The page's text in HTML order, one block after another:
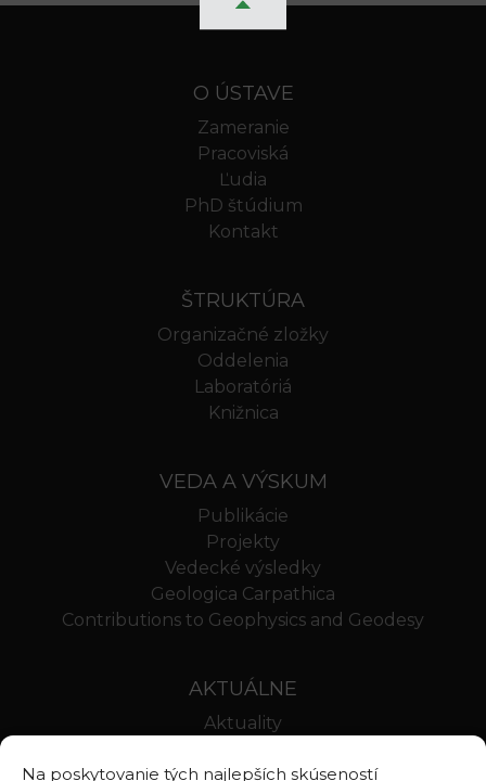
Na poskytovanie tých najlepších skúseností
O ÚSTAVE
Zameranie
Pracoviská
Ľudia
PhD štúdium
Kontakt
ŠTRUKTÚRA
Organizačné zložky
Oddelenia
Laboratóriá
Knižnica
VEDA A VÝSKUM
Publikácie
Projekty
Vedecké výsledky
Geologica Carpathica
Contributions to Geophysics and Geodesy
AKTUÁLNE
Aktuality
Stravovanie SAV